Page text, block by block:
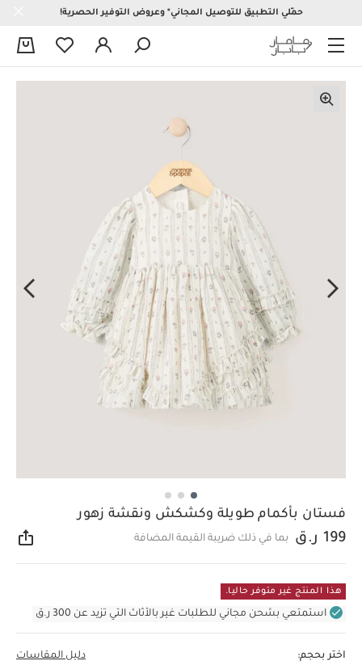
حمّلي التطبيق للتوصيل المجاني* وعروض التوفير الحصرية!
فستان بأكمام طويلة وكشكش ونقشة زهور
199 ر.ق بما في ذلك ضريبة القيمة المضافة
هذا المنتج غير متوفر حاليا.
استمتعي بشحن مجاني للطلبات غير بالأثاث التي تزيد عن 300 ر.ق
اختر بحجم: دليل المقاسات